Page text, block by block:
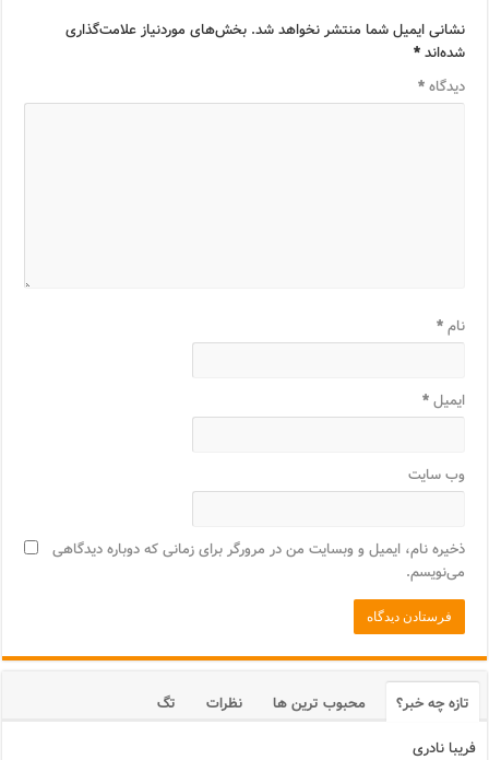
نشانی ایمیل شما منتشر نخواهد شد. بخش‌های موردنیاز علامت‌گذاری
شده‌اند*
دیدگاه*
نام*
ایمیل*
وب‌ سایت
ذخیره نام، ایمیل و وبسایت من در مرورگر برای زمانی که دوباره دیدگاهی
می‌نویسم.
تازه چه خبر؟ محبوب ترین ها نظرات
تگ
فریبا نادری